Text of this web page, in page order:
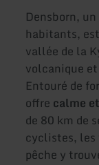
Densborn,
habitants,
vallée de la
volcanique
Entouré de
offre calme
de 80 km de
cyclistes, les
pêche y